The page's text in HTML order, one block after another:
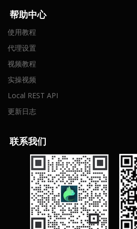
帮助中心
使用教程
代理设置
视频教程
实操视频
Local REST API
更新日志
联系我们